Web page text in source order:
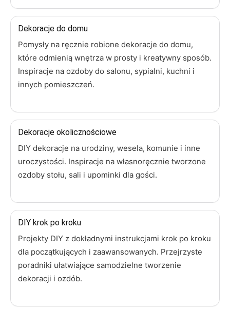
Dekoracje do domu
Pomysły na ręcznie robione dekoracje do domu,
które odmienią wnętrza w prosty i kreatywny sposób.
Inspiracje na ozdoby do salonu, sypialni, kuchni i
innych pomieszczeń.
Dekoracje okolicznościowe
DIY dekoracje na urodziny, wesela, komunie i inne
uroczystości. Inspiracje na własnoręcznie tworzone
ozdoby stołu, sali i upominki dla gości.
DIY krok po kroku
Projekty DIY z dokładnymi instrukcjami krok po kroku
dla początkujących i zaawansowanych. Przejrzyste
poradniki ułatwiające samodzielne tworzenie
dekoracji i ozdób.